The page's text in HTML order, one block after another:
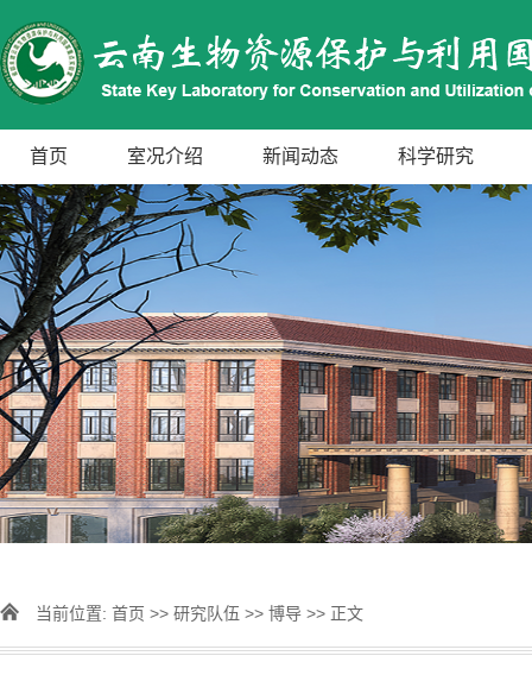
首页 室况介绍 新闻动态 科学研究
当前位置: 首页 >> 研究队伍 >> 博导 >> 正文